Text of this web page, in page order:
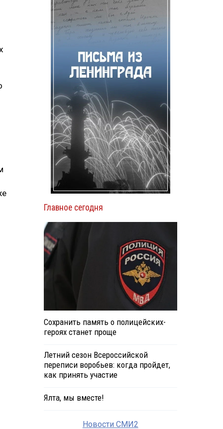
Главное сегодня
Сохранить память о полицейских-
героях станет проще
Летний сезон Всероссийской
переписи воробьев: когда пройдет,
как принять участие
Ялта, мы вместе!
Новости СМИ2